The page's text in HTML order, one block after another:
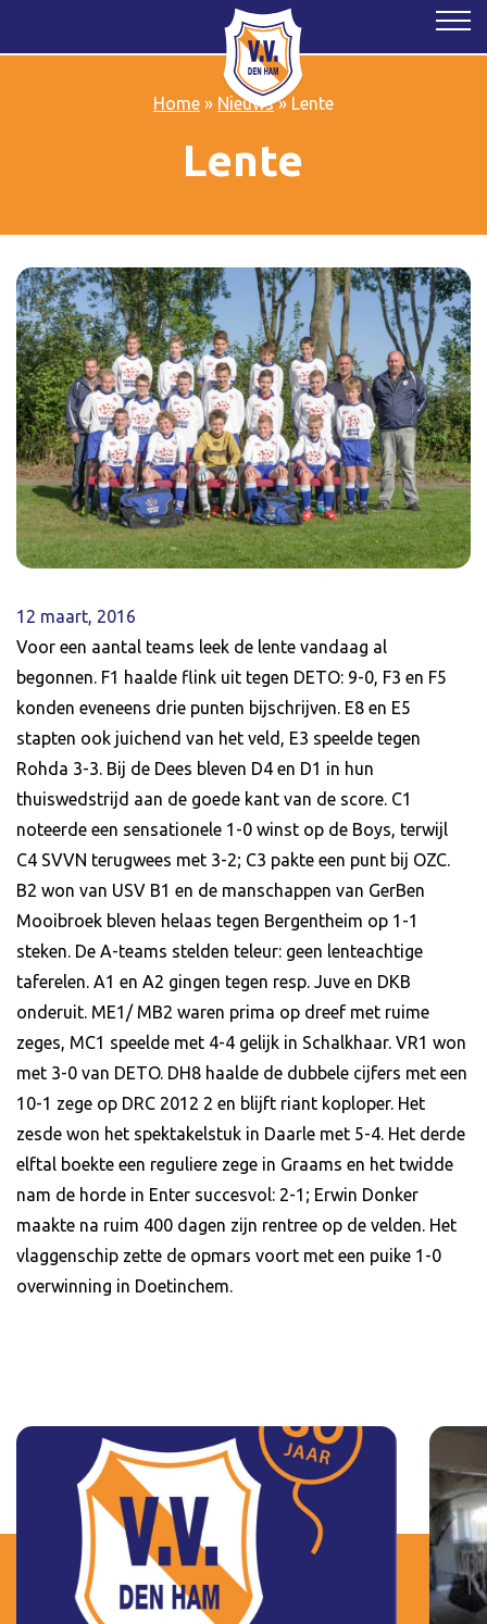
Home» Nieuws» Lente
Lente
12 maart, 2016
Voor een aantal teams leek de lente vandaag al
begonnen. F1 haalde flink uit tegen DETO: 9-0, F3 en F5
konden eveneens drie punten bijschrijven. E8 en E5
stapten ook juichend van het veld, E3 speelde tegen
Rohda 3-3. Bij de Dees bleven D4 en D1 in hun
thuiswedstrijd aan de goede kant van de score. C1
noteerde een sensationele 1-0 winst op de Boys, terwijl
C4 SVVN terugwees met 3-2; C3 pakte een punt bij OZC.
B2 won van USV B1 en de manschappen van GerBen
Mooibroek bleven helaas tegen Bergentheim op 1-1
steken. De A-teams stelden teleur: geen lenteachtige
taferelen. A1 en A2 gingen tegen resp. Juve en DKB
onderuit. ME1/ MB2 waren prima op dreef met ruime
zeges, MC1 speelde met 4-4 gelijk in Schalkhaar. VR1 won
met 3-0 van DETO. DH8 haalde de dubbele cijfers met een
10-1 zege op DRC 2012 2 en blijft riant koploper. Het
zesde won het spektakelstuk in Daarle met 5-4. Het derde
elftal boekte een reguliere zege in Graams en het twidde
nam de horde in Enter succesvol: 2-1; Erwin Donker
maakte na ruim 400 dagen zijn rentree op de velden. Het
vlaggenschip zette de opmars voort met een puike 1-0
overwinning in Doetinchem.